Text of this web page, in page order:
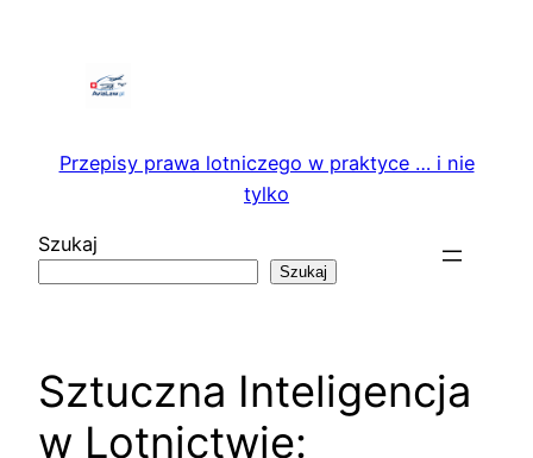
Przepisy prawa lotniczego w praktyce … i nie
tylko
Szukaj
Szukaj
Sztuczna Inteligencja
w Lotnictwie: